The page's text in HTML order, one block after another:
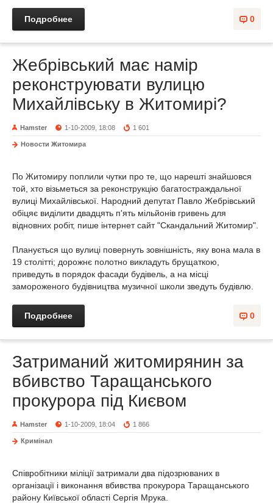
0
Подробнее
Жебрівський має намір
реконструювати вулицю
Михайлівську в Житомирі?
Hamster 1-10-2009, 18:08 1 601
Новости Житомира
По Житомиру поплили чутки про те, що нарешті знайшовся
той, хто візьметься за реконструкцію багатостраждальної
вулиці Михайлівської. Народний депутат Павло Жебрівський
обіцяє виділити двадцять п'ять мільйонів гривень для
відновних робіт, пише інтернет сайт "Скандальний Житомир".
Планується що вулиці повернуть зовнішність, яку вона мала в
19 столітті; дорожнє полотно викладуть брущаткою,
приведуть в порядок фасади будівель, а на місці
замороженого будівництва музичної школи зведуть будівлю.
0
Подробнее
Затриманий житомирянин за
вбивство Таращанського
прокурора під Києвом
Hamster 1-10-2009, 18:04 1 866
Кримінал
Співробітники міліції затримали два підозрюваних в
організації і виконання вбивства прокурора Таращанського
району Київської області Сергія Мрука.